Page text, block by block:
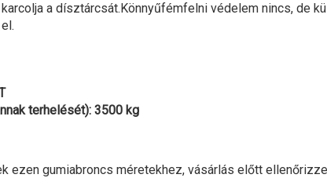
a dísztárcsát.Könnyűfémfelni védelem nincs, de
terhelését): 3500 kg
ezen gumiabroncs méretekhez, vásárlás előtt